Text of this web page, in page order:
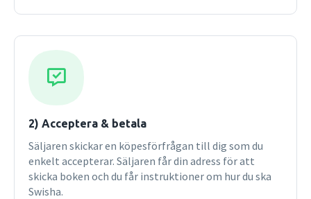
2) Acceptera & betala
Säljaren skickar en köpesförfrågan till dig som du
enkelt accepterar. Säljaren får din adress för att
skicka boken och du får instruktioner om hur du ska
Swisha.